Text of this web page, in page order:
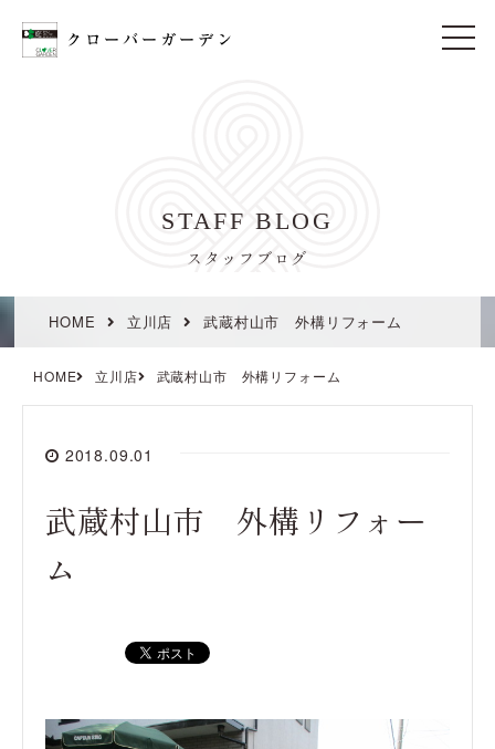
t
STAFF BLOG
スタッフブログ
HOME 立川店 武蔵村山市 外構リフォーム
HOME 立川店 武蔵村山市 外構リフォーム
2018.09.01
武蔵村山市 外構リフォー
ム